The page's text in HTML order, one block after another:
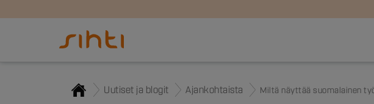
Uutiset ja blogit Ajankohtaista Miltä näyttää suomalainen